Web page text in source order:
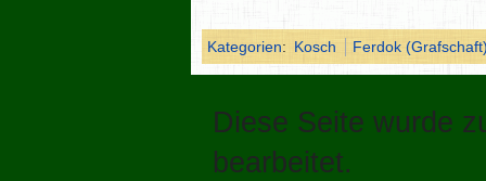
Kategorien: Kosch Ferdok
Diese Seite wurde
bearbeitet.